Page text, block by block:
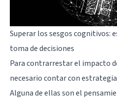
Superar los sesgos cognitivos:
toma de decisiones
Para contrarrestar el impacto
necesario contar con
Alguna de ellas son el